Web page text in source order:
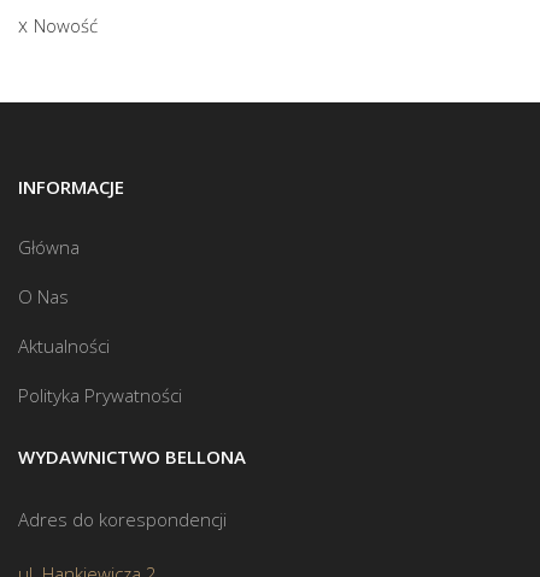
Nowość
INFORMACJE
Główna
O Nas
Aktualności
Polityka Prywatności
WYDAWNICTWO BELLONA
Adres do korespondencji